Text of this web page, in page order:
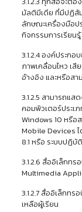
มัลติมีเดีย ที่มีปฏิสั
ลักษณะเครื่องมือป
กิจกรรมการเรียน
3.1.2.4 องค์ประก
ภาพเคลื่อนไหว เ
อ้างอิง และหรือสา
3.1.2.5 สามารถแ
คอมพิวเตอร์ประเ
Windows 10 หรือ
Mobile Devices
8.1 หรือ ระบบปฏิบั
3.1.2.6 สื่ออิเล็กท
Multimedia
3.1.2.7 สื่ออิเล็กท
เหลือผู้เรียน